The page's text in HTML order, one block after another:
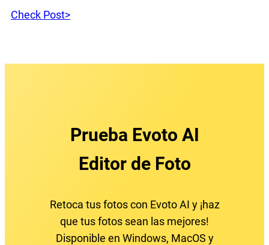
Check Post>
Prueba Evoto AI
Editor de Foto
Retoca tus fotos con Evoto AI y ¡haz
que tus fotos sean las mejores!
Disponible en Windows, MacOS y